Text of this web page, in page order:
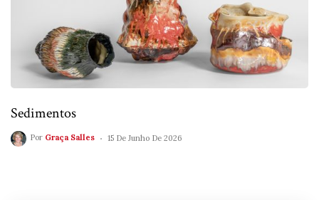
Sedimentos
Por Graça Salles 15 De Junho De 2026